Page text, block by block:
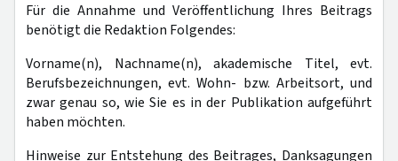
Für die Annahme und Veröffentlichung Ihres Beitrags
benötigt die Redaktion Folgendes:
Vorname(n), Nachname(n), akademische Titel, evt.
Berufsbezeichnungen, evt. Wohn- bzw. Arbeitsort, und
zwar genau so, wie Sie es in der Publikation aufgeführt
haben möchten.
Hinweise zur Entstehung des Beitrages, Danksagungen